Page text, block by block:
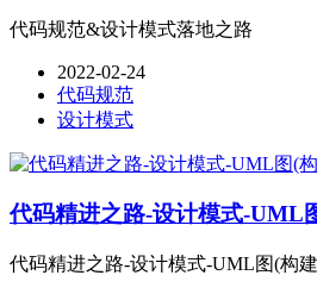
代码规范&设计模式落地之路
2022-02-24
代码规范
设计模式
代码精进之路-设计模式-UML
代码精进之路-设计模式-UML图(构